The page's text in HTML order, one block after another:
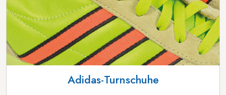
Adidas-Turnschuhe